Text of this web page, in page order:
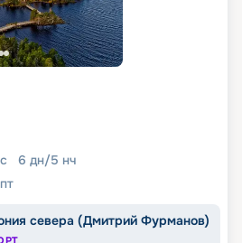
6 дн/5 нч
пт
севера (Дмитрий Фурманов)